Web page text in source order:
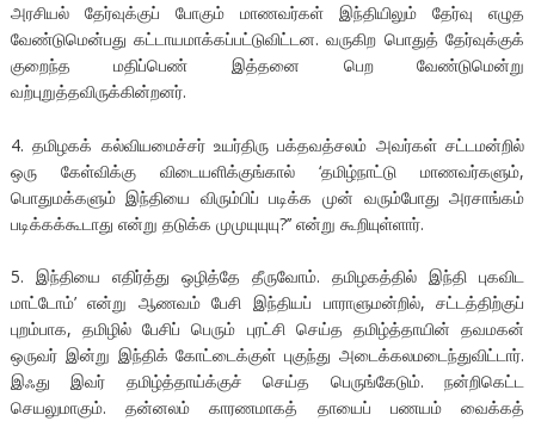
அரசியல் தேர்வுக்குப் போகும் மாணவர்கள் இந்தியிலும் தேர்வு எழுத
வேண்டுமென்பது கட்டாயமாக்கப்பட்டுவிட்டன. வருகிற பொதுத் தேர்வுக்குக்
குறைந்த மதிப்பெண் இத்தனை பெற வேண்டுமென்று
வற்புறுத்தவிருக்கின்றனர்.
4. தமிழகக் கல்வியமைச்சர் உயர்திரு பக்தவத்சலம் அவர்கள் சட்டமன்றில்
ஒரு கேள்விக்கு விடையளிக்குங்கால் ‘தமிழ்நாட்டு மாணவர்களும்,
பொதுமக்களும் இந்தியை விரும்பிப் படிக்க முன் வரும்போது அரசாங்கம்
படிக்கக்கூடாது என்று தடுக்க முமுயுயுயு?’’ என்று கூறியுள்ளார்.
5. இந்தியை எதிர்த்து ஒழித்தே தீருவோம். தமிழகத்தில் இந்தி புகவிட
மாட்டோம்’ என்று ஆணவம் பேசி இந்தியப் பாராளுமன்றில், சட்டத்திற்குப்
புறம்பாக, தமிழில் பேசிப் பெரும் புரட்சி செய்த தமிழ்த்தாயின் தவமகன்
ஒருவர் இன்று இந்திக் கோட்டைக்குள் புகுந்து அடைக்கலமடைந்துவிட்டார்.
இஃது இவர் தமிழ்த்தாய்க்குச் செய்த பெருங்கேடும். நன்றிகெட்ட
செயலுமாகும். தன்னலம் காரணமாகத் தாயைப் பணயம் வைக்கத்